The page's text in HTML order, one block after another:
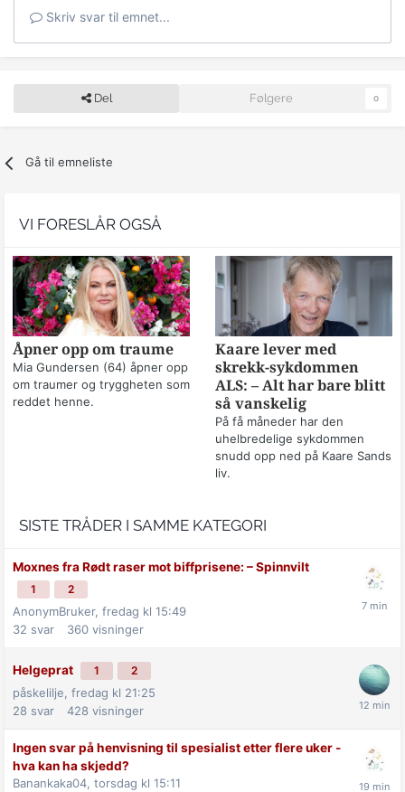
Skriv svar til emnet...
Del Følgere 0
Gå til emneliste
VI FORESLÅR OGSÅ
Åpner opp om traume
Mia Gundersen (64) åpner opp
om traumer og tryggheten som
reddet henne.
Kaare lever med
skrekk-sykdommen
ALS: – Alt har bare blitt
så vanskelig
På få måneder har den
uhelbredelige sykdommen
snudd opp ned på Kaare Sands
liv.
SISTE TRÅDER I SAMME KATEGORI
Moxnes fra Rødt raser mot biff­prisene: –⁠ Spinnvilt
1 2
AnonymBruker, fredag kl 15:49
32 svar 360 visninger
Helgeprat 1 2
påskelilje, fredag kl 21:25
28 svar 428 visninger
Ingen svar på henvisning til spesialist etter flere uker -
hva kan ha skjedd?
Banankaka04, torsdag kl 15:11